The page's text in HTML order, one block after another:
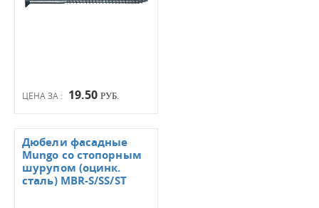
ЦЕНА ЗА : 19.50 РУБ.
Дюбели фасадные
Mungo со стопорным
шурупом (оцинк.
сталь) MBR-S/SS/ST